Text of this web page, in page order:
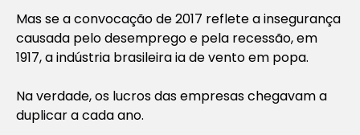
Mas se a convocação de 2017 reflete a insegurança
causada pelo desemprego e pela recessão, em
1917, a indústria brasileira ia de vento em popa.
Na verdade, os lucros das empresas chegavam a
duplicar a cada ano.